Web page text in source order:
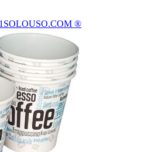
1SOLOUSO.COM ®